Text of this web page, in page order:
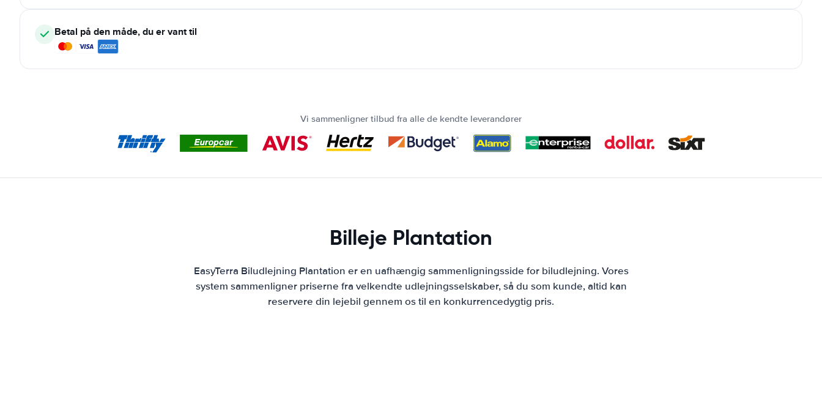
Betal på den måde, du er vant til
Vi sammenligner tilbud fra alle de kendte leverandører
Billeje Plantation
EasyTerra Biludlejning Plantation er en uafhængig sammenligningsside for biludlejning. Vores
system sammenligner priserne fra velkendte udlejningsselskaber, så du som kunde, altid kan
reservere din lejebil gennem os til en konkurrencedygtig pris.